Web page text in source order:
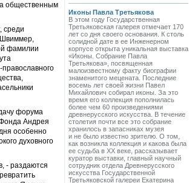
общественным
среди
Швиммер,
фамилии
форума
Андрея
особенно
духовного
- раздаются
Иконы Павла Третьякова
В этом году Государственная
Третьяковская галерея отмечает 170
лет со дня своего основания. К столь
солидной дате в ее Инженерном
корпусе открыта уникальная выставка
«Иконы. Собрание Павла
Третьякова», посвященная
малоизвестному факту биографии
знаменитого мецената. Последние
восемь лет своей жизни Павел
Михайлович собирал иконы. За это
время его коллекция пополнилась
более чем 60 произведениями
древнерусского искусства. В течение
столетия почти все это собрание
хранилось в запасниках музея
и не было известно зрителю. О том,
как возникла коллекция и какова была
ее судьба в ХХ веке, рассказывает
куратор выставки, главный научный
сотрудник отдела Древнерусского
искусства Государственной
Третьяковской галереи Екатерина